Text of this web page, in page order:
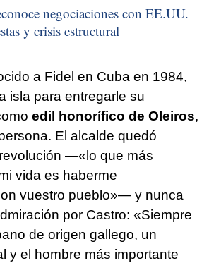
negociaciones con EE.UU.
y crisis estructural
a Fidel en Cuba en 1984,
isla para entregarle su
edil honorífico de Oleiros,
El alcalde quedó
—«lo que más
vida es haberme
vuestro pueblo»— y nunca
por Castro: «Siempre
de origen gallego, un
y el hombre más importante